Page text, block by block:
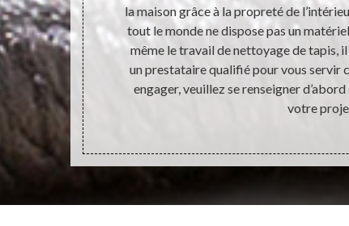
que son
d’un
un coût de
une
abordable.
la maison grâce à la propreté de
tout le monde ne dispose pas un
même le travail de nettoyage de tapis,
un prestataire qualifié pour vous servir
engager, veuillez se renseigner
votre